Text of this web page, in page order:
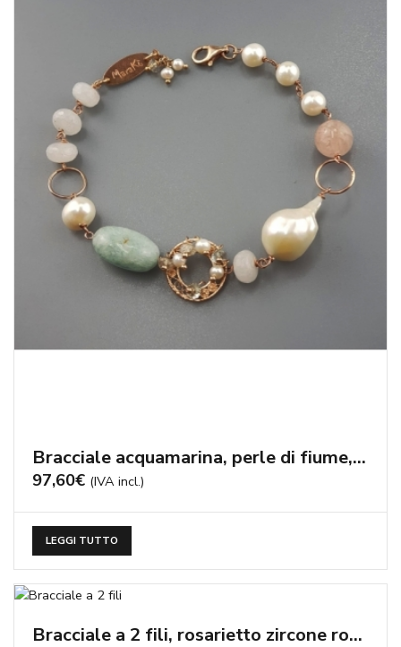
Bracciale acquamarina, perle di fiume, filigrana – cod:BR0818
97,60€ (IVA incl.)
LEGGI TUTTO
Bracciale a 2 fili, rosarietto zircone rosa, quarzo rosa – cod:BR0779